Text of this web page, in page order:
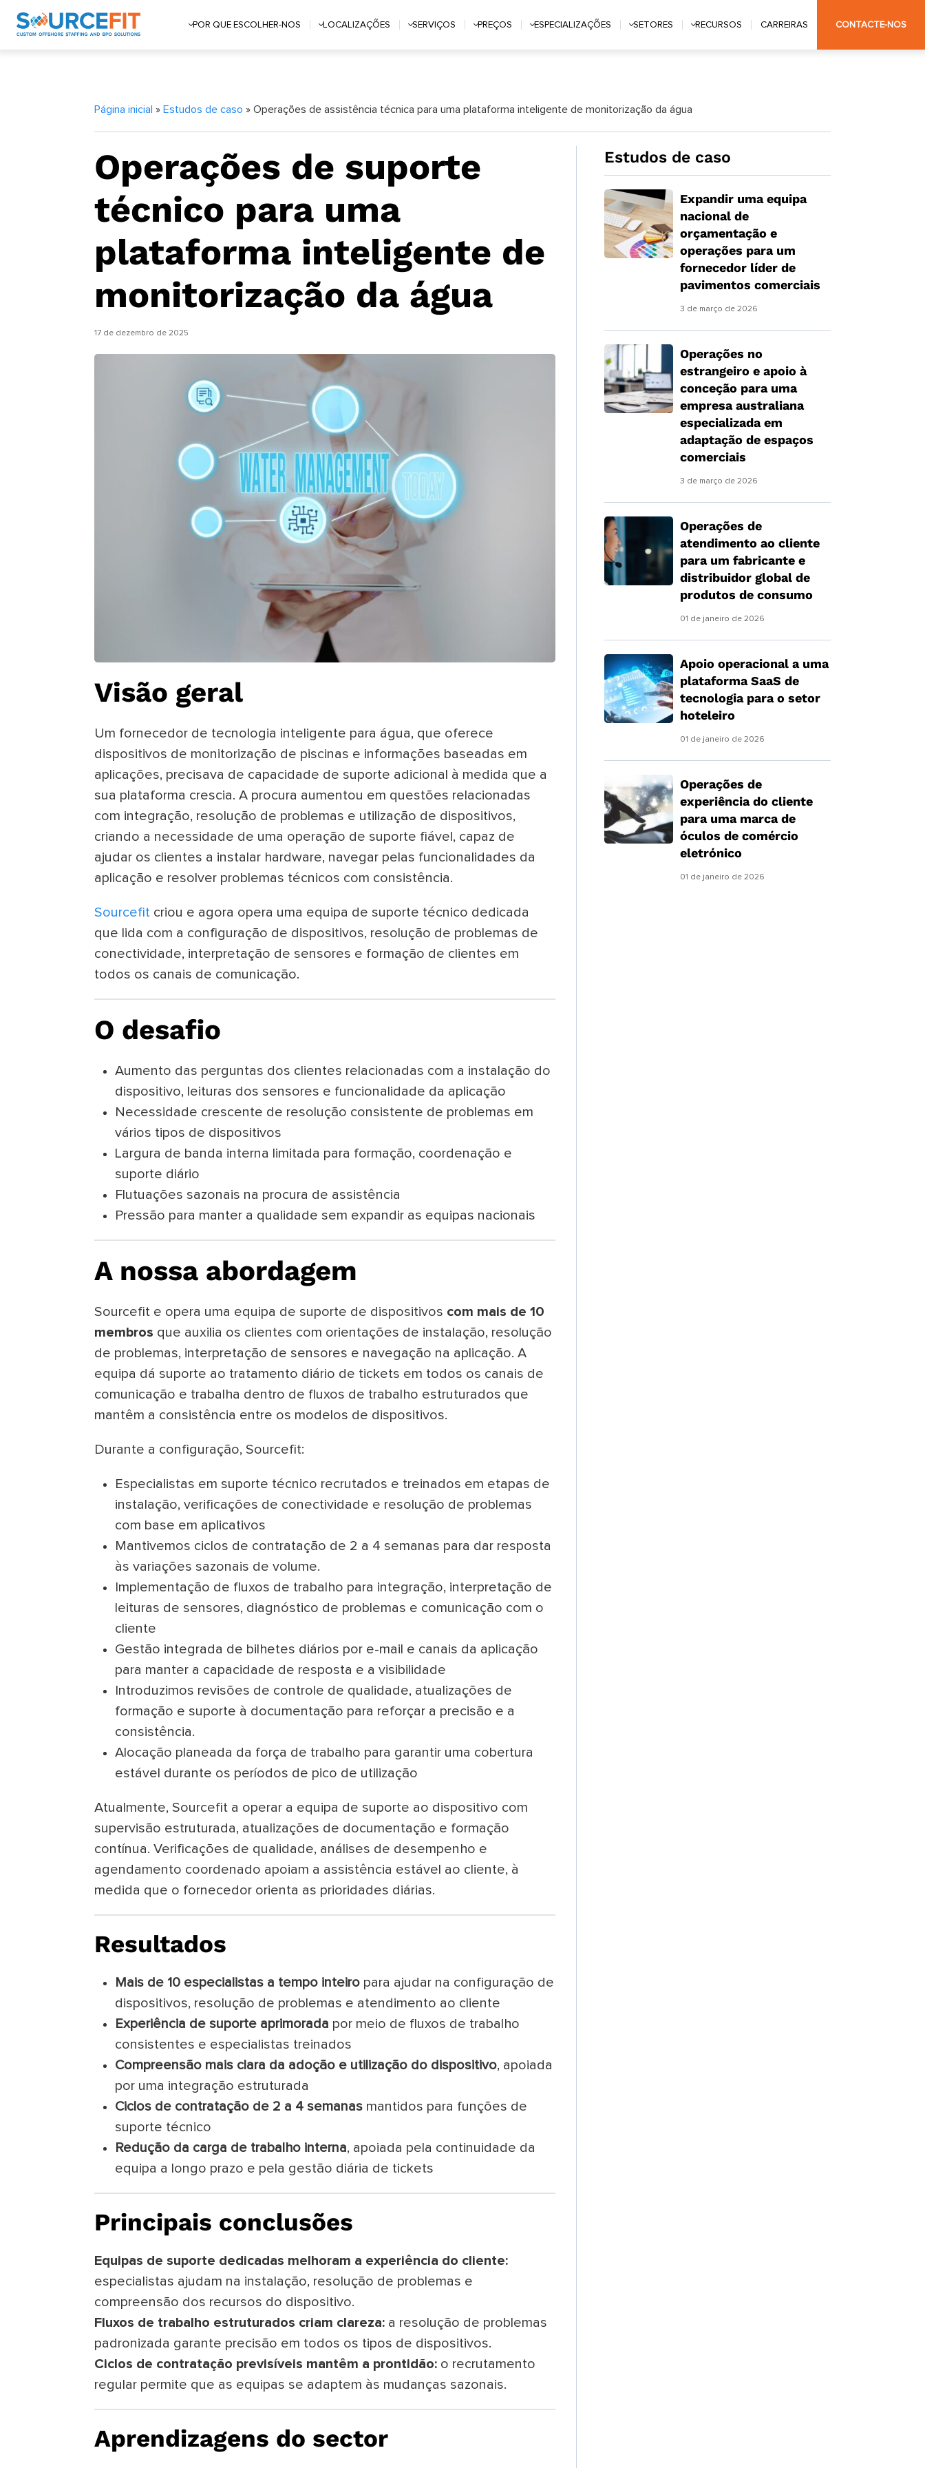
POR QUE ESCOLHER-NOS LOCALIZAÇÕES SERVIÇOS PREÇOS ESPECIALIZAÇÕES SETORES RECURSOS CARREIRAS CONTACTE-NOS
Página inicial » Estudos de caso » Operações de assistência técnica para uma plataforma inteligente de monitorização da água
Operações de suporte
técnico para uma
plataforma inteligente de
monitorização da água
17 de dezembro de 2025
Visão geral
Um fornecedor de tecnologia inteligente para água, que oferece
dispositivos de monitorização de piscinas e informações baseadas em
aplicações, precisava de capacidade de suporte adicional à medida que a
sua plataforma crescia. A procura aumentou em questões relacionadas
com integração, resolução de problemas e utilização de dispositivos,
criando a necessidade de uma operação de suporte fiável, capaz de
ajudar os clientes a instalar hardware, navegar pelas funcionalidades da
aplicação e resolver problemas técnicos com consistência.
Sourcefit criou e agora opera uma equipa de suporte técnico dedicada
que lida com a configuração de dispositivos, resolução de problemas de
conectividade, interpretação de sensores e formação de clientes em
todos os canais de comunicação.
O desafio
Aumento das perguntas dos clientes relacionadas com a instalação do
dispositivo, leituras dos sensores e funcionalidade da aplicação
Necessidade crescente de resolução consistente de problemas em
vários tipos de dispositivos
Largura de banda interna limitada para formação, coordenação e
suporte diário
Flutuações sazonais na procura de assistência
Pressão para manter a qualidade sem expandir as equipas nacionais
A nossa abordagem
Sourcefit e opera uma equipa de suporte de dispositivos com mais de 10
membros que auxilia os clientes com orientações de instalação, resolução
de problemas, interpretação de sensores e navegação na aplicação. A
equipa dá suporte ao tratamento diário de tickets em todos os canais de
comunicação e trabalha dentro de fluxos de trabalho estruturados que
mantêm a consistência entre os modelos de dispositivos.
Durante a configuração, Sourcefit:
Especialistas em suporte técnico recrutados e treinados em etapas de
instalação, verificações de conectividade e resolução de problemas
com base em aplicativos
Mantivemos ciclos de contratação de 2 a 4 semanas para dar resposta
às variações sazonais de volume.
Implementação de fluxos de trabalho para integração, interpretação de
leituras de sensores, diagnóstico de problemas e comunicação com o
cliente
Gestão integrada de bilhetes diários por e-mail e canais da aplicação
para manter a capacidade de resposta e a visibilidade
Introduzimos revisões de controle de qualidade, atualizações de
formação e suporte à documentação para reforçar a precisão e a
consistência.
Alocação planeada da força de trabalho para garantir uma cobertura
estável durante os períodos de pico de utilização
Atualmente, Sourcefit a operar a equipa de suporte ao dispositivo com
supervisão estruturada, atualizações de documentação e formação
contínua. Verificações de qualidade, análises de desempenho e
agendamento coordenado apoiam a assistência estável ao cliente, à
medida que o fornecedor orienta as prioridades diárias.
Resultados
Mais de 10 especialistas a tempo inteiro para ajudar na configuração de
dispositivos, resolução de problemas e atendimento ao cliente
Experiência de suporte aprimorada por meio de fluxos de trabalho
consistentes e especialistas treinados
Compreensão mais clara da adoção e utilização do dispositivo, apoiada
por uma integração estruturada
Ciclos de contratação de 2 a 4 semanas mantidos para funções de
suporte técnico
Redução da carga de trabalho interna, apoiada pela continuidade da
equipa a longo prazo e pela gestão diária de tickets
Principais conclusões
Equipas de suporte dedicadas melhoram a experiência do cliente:
especialistas ajudam na instalação, resolução de problemas e
compreensão dos recursos do dispositivo.
Fluxos de trabalho estruturados criam clareza: a resolução de problemas
padronizada garante precisão em todos os tipos de dispositivos.
Ciclos de contratação previsíveis mantêm a prontidão: o recrutamento
regular permite que as equipas se adaptem às mudanças sazonais.
Aprendizagens do sector
Estudos de caso
Expandir uma equipa
nacional de
orçamentação e
operações para um
fornecedor líder de
pavimentos comerciais
3 de março de 2026
Operações no
estrangeiro e apoio à
conceção para uma
empresa australiana
especializada em
adaptação de espaços
comerciais
3 de março de 2026
Operações de
atendimento ao cliente
para um fabricante e
distribuidor global de
produtos de consumo
01 de janeiro de 2026
Apoio operacional a uma
plataforma SaaS de
tecnologia para o setor
hoteleiro
01 de janeiro de 2026
Operações de
experiência do cliente
para uma marca de
óculos de comércio
eletrónico
01 de janeiro de 2026